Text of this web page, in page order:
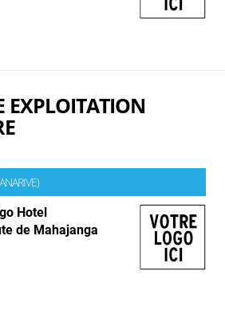
EXPLOITATION
Hotel
de Mahajanga